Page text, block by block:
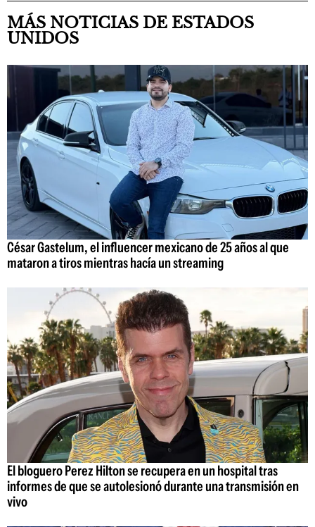
MÁS NOTICIAS DE ESTADOS
UNIDOS
César Gastelum, el influencer mexicano de 25 años al que
mataron a tiros mientras hacía un streaming
El bloguero Perez Hilton se recupera en un hospital tras
informes de que se autolesionó durante una transmisión en
vivo